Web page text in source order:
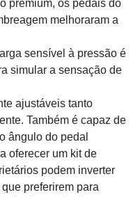
premium, os pedais do
melhoraram a
sensível à pressão é
simular a sensação de
ajustáveis ​​tanto
Também é capaz de
ângulo do pedal
oferecer um kit de
podem inverter
preferirem para